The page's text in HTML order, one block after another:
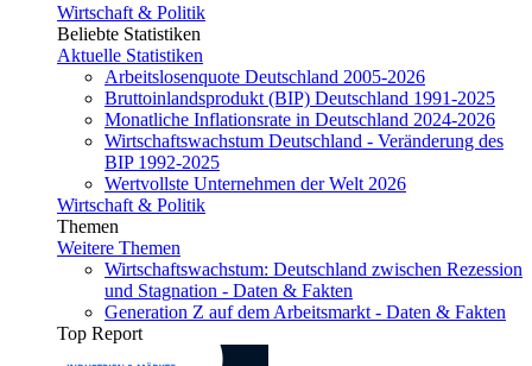
Wirtschaft & Politik
Beliebte Statistiken
Aktuelle Statistiken
Arbeitslosenquote Deutschland 2005-2026
Bruttoinlandsprodukt (BIP) Deutschland 1991-2025
Monatliche Inflationsrate in Deutschland 2024-2026
Wirtschaftswachstum Deutschland - Veränderung des
BIP 1992-2025
Wertvollste Unternehmen der Welt 2026
Wirtschaft & Politik
Themen
Weitere Themen
Wirtschaftswachstum: Deutschland zwischen Rezession
und Stagnation - Daten & Fakten
Generation Z auf dem Arbeitsmarkt - Daten & Fakten
Top Report